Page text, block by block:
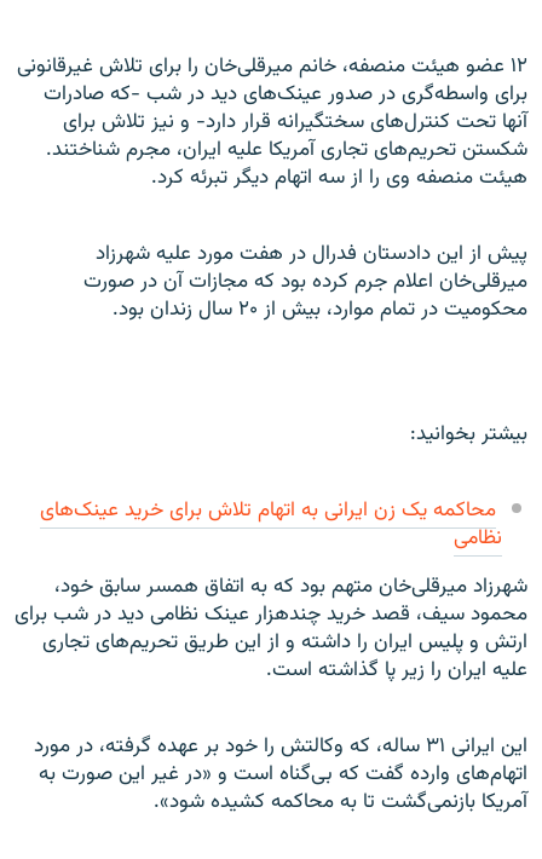
۱۲ عضو هیئت منصفه، خانم میر‌قلی‌خان را برای تلاش غیرقانونی
برای واسطه‌گری در صدور عینک‌های دید در شب -که صادرات
آنها تحت کنترل‌های سختگیرانه قرار دارد- و نیز تلاش برای
شکستن تحریم‌های تجاری آمریکا علیه ایران، مجرم شناختند.
هیئت منصفه وی را از سه اتهام‌ دیگر تبرئه کرد.
پیش از این دادستان فدرال در هفت مورد علیه شهرزاد
میرقلی‌خان اعلام جرم کرده بود که مجازات آن در صورت
محکومیت در تمام موارد، بیش از ۲۰ سال زندان بود.
بیشتر بخوانید:
محاکمه یک زن ایرانی به اتهام تلاش برای خرید عینک‌های
نظامی
شهرزاد میرقلی‌خان متهم بود که به اتفاق همسر سابق خود،
محمود سیف، قصد خرید چندهزار عینک نظامی دید در شب برای
ارتش و پلیس ایران را داشته و از این طریق تحریم‌های تجاری
علیه ایران را زیر پا گذاشته است.
این ایرانی ۳۱ ساله، که وکالتش را خود بر عهده گرفته، در مورد
اتهام‌های وارده گفت که بی‌گناه است و «در غیر این صورت به
آمریکا بازنمی‌گشت تا به محاکمه کشیده شود».